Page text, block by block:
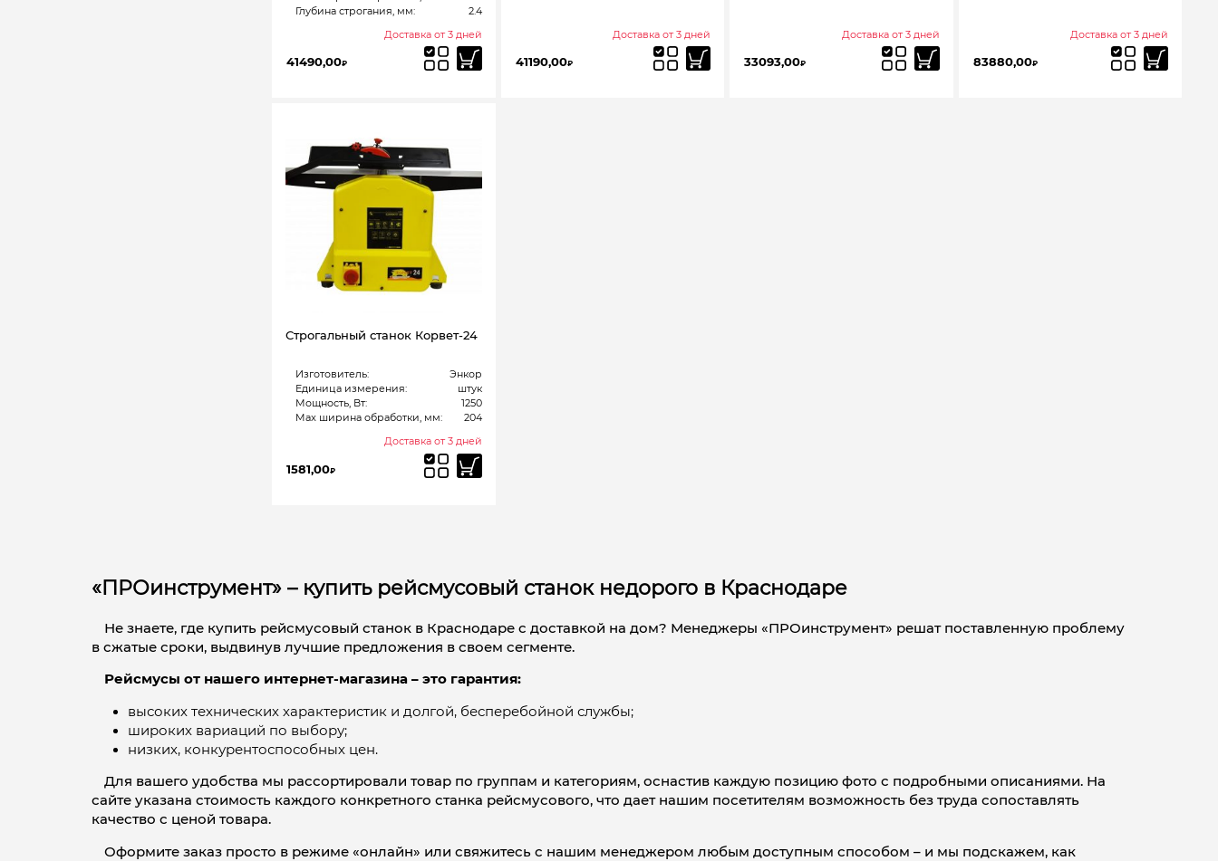
Глубина строгания, мм:
2.4
Доставка от 3 дней
41490,00₽
Доставка от 3 дней
41190,00₽
Доставка от 3 дней
33093,00₽
Доставка от 3 дней
83880,00₽
Строгальный станок Корвет-24
Изготовитель:
Энкор
Единица измерения:
штук
Мощность, Вт:
1250
Max ширина обработки, мм:
204
Доставка от 3 дней
1581,00₽
«ПРОинструмент» – купить рейсмусовый станок недорого в Краснодаре
Не знаете, где купить рейсмусовый станок в Краснодаре с доставкой на дом? Менеджеры «ПРОинструмент» решат поставленную проблему
в сжатые сроки, выдвинув лучшие предложения в своем сегменте.
Рейсмусы от нашего интернет-магазина – это гарантия:
высоких технических характеристик и долгой, бесперебойной службы;
широких вариаций по выбору;
низких, конкурентоспособных цен.
Для вашего удобства мы рассортировали товар по группам и категориям, оснастив каждую позицию фото с подробными описаниями. На
сайте указана стоимость каждого конкретного станка рейсмусового, что дает нашим посетителям возможность без труда сопоставлять
качество с ценой товара.
Оформите заказ просто в режиме «онлайн» или свяжитесь с нашим менеджером любым доступным способом – и мы подскажем, как